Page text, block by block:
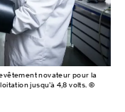
novateur pour la
jusqu’à 4,8 volts. ©